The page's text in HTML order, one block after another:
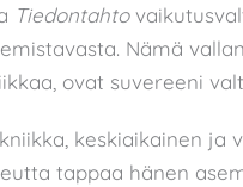
Tiedontahto
Nämä
ovat suvereeni
keskiaikainen ja
tappaa hänen